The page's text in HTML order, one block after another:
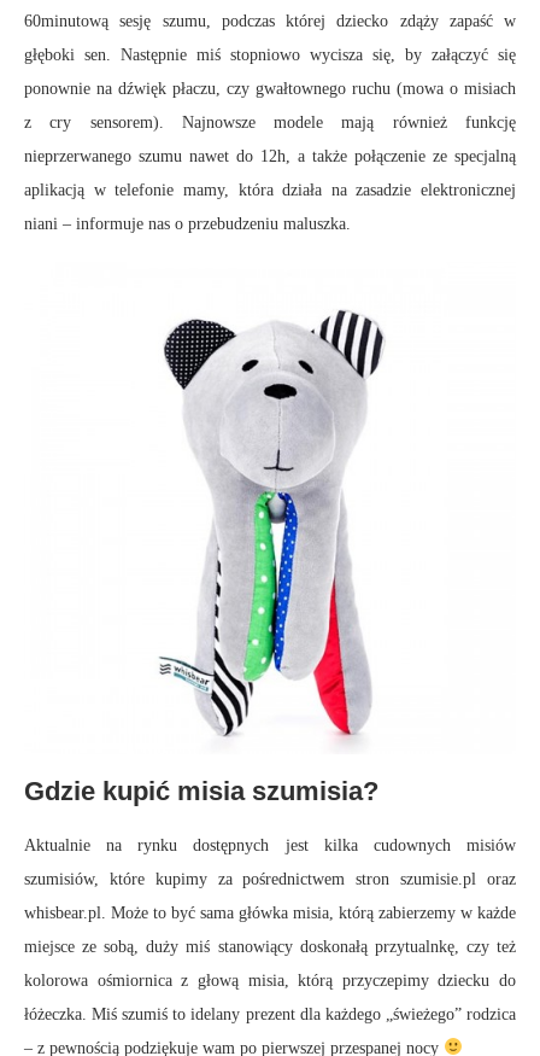
60minutową sesję szumu, podczas której dziecko zdąży zapaść w
głęboki sen. Następnie miś stopniowo wycisza się, by załączyć się
ponownie na dźwięk płaczu, czy gwałtownego ruchu (mowa o misiach
z cry sensorem). Najnowsze modele mają również funkcję
nieprzerwanego szumu nawet do 12h, a także połączenie ze specjalną
aplikacją w telefonie mamy, która działa na zasadzie elektronicznej
niani – informuje nas o przebudzeniu maluszka.
Gdzie kupić misia szumisia?
Aktualnie na rynku dostępnych jest kilka cudownych misiów
szumisiów, które kupimy za pośrednictwem stron szumisie.pl oraz
whisbear.pl. Może to być sama główka misia, którą zabierzemy w każde
miejsce ze sobą, duży miś stanowiący doskonałą przytualnkę, czy też
kolorowa ośmiornica z głową misia, którą przyczepimy dziecku do
łóżeczka. Miś szumiś to idelany prezent dla każdego „świeżego” rodzica
– z pewnością podziękuje wam po pierwszej przespanej nocy